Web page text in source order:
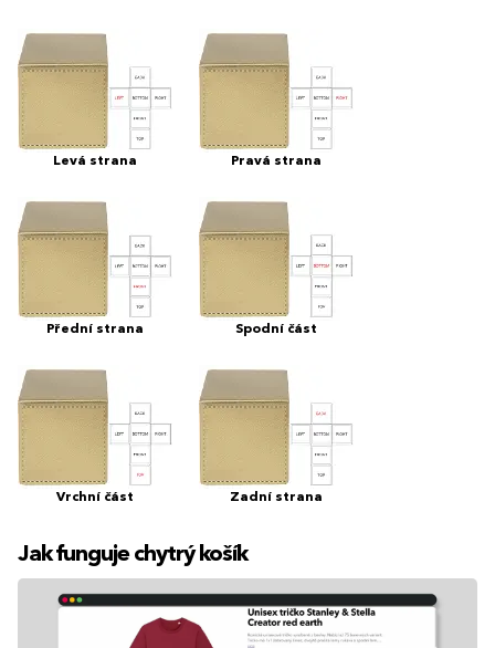
Levá strana Pravá strana
Přední strana Spodní část
Vrchní část Zadní strana
Jak funguje chytrý košík